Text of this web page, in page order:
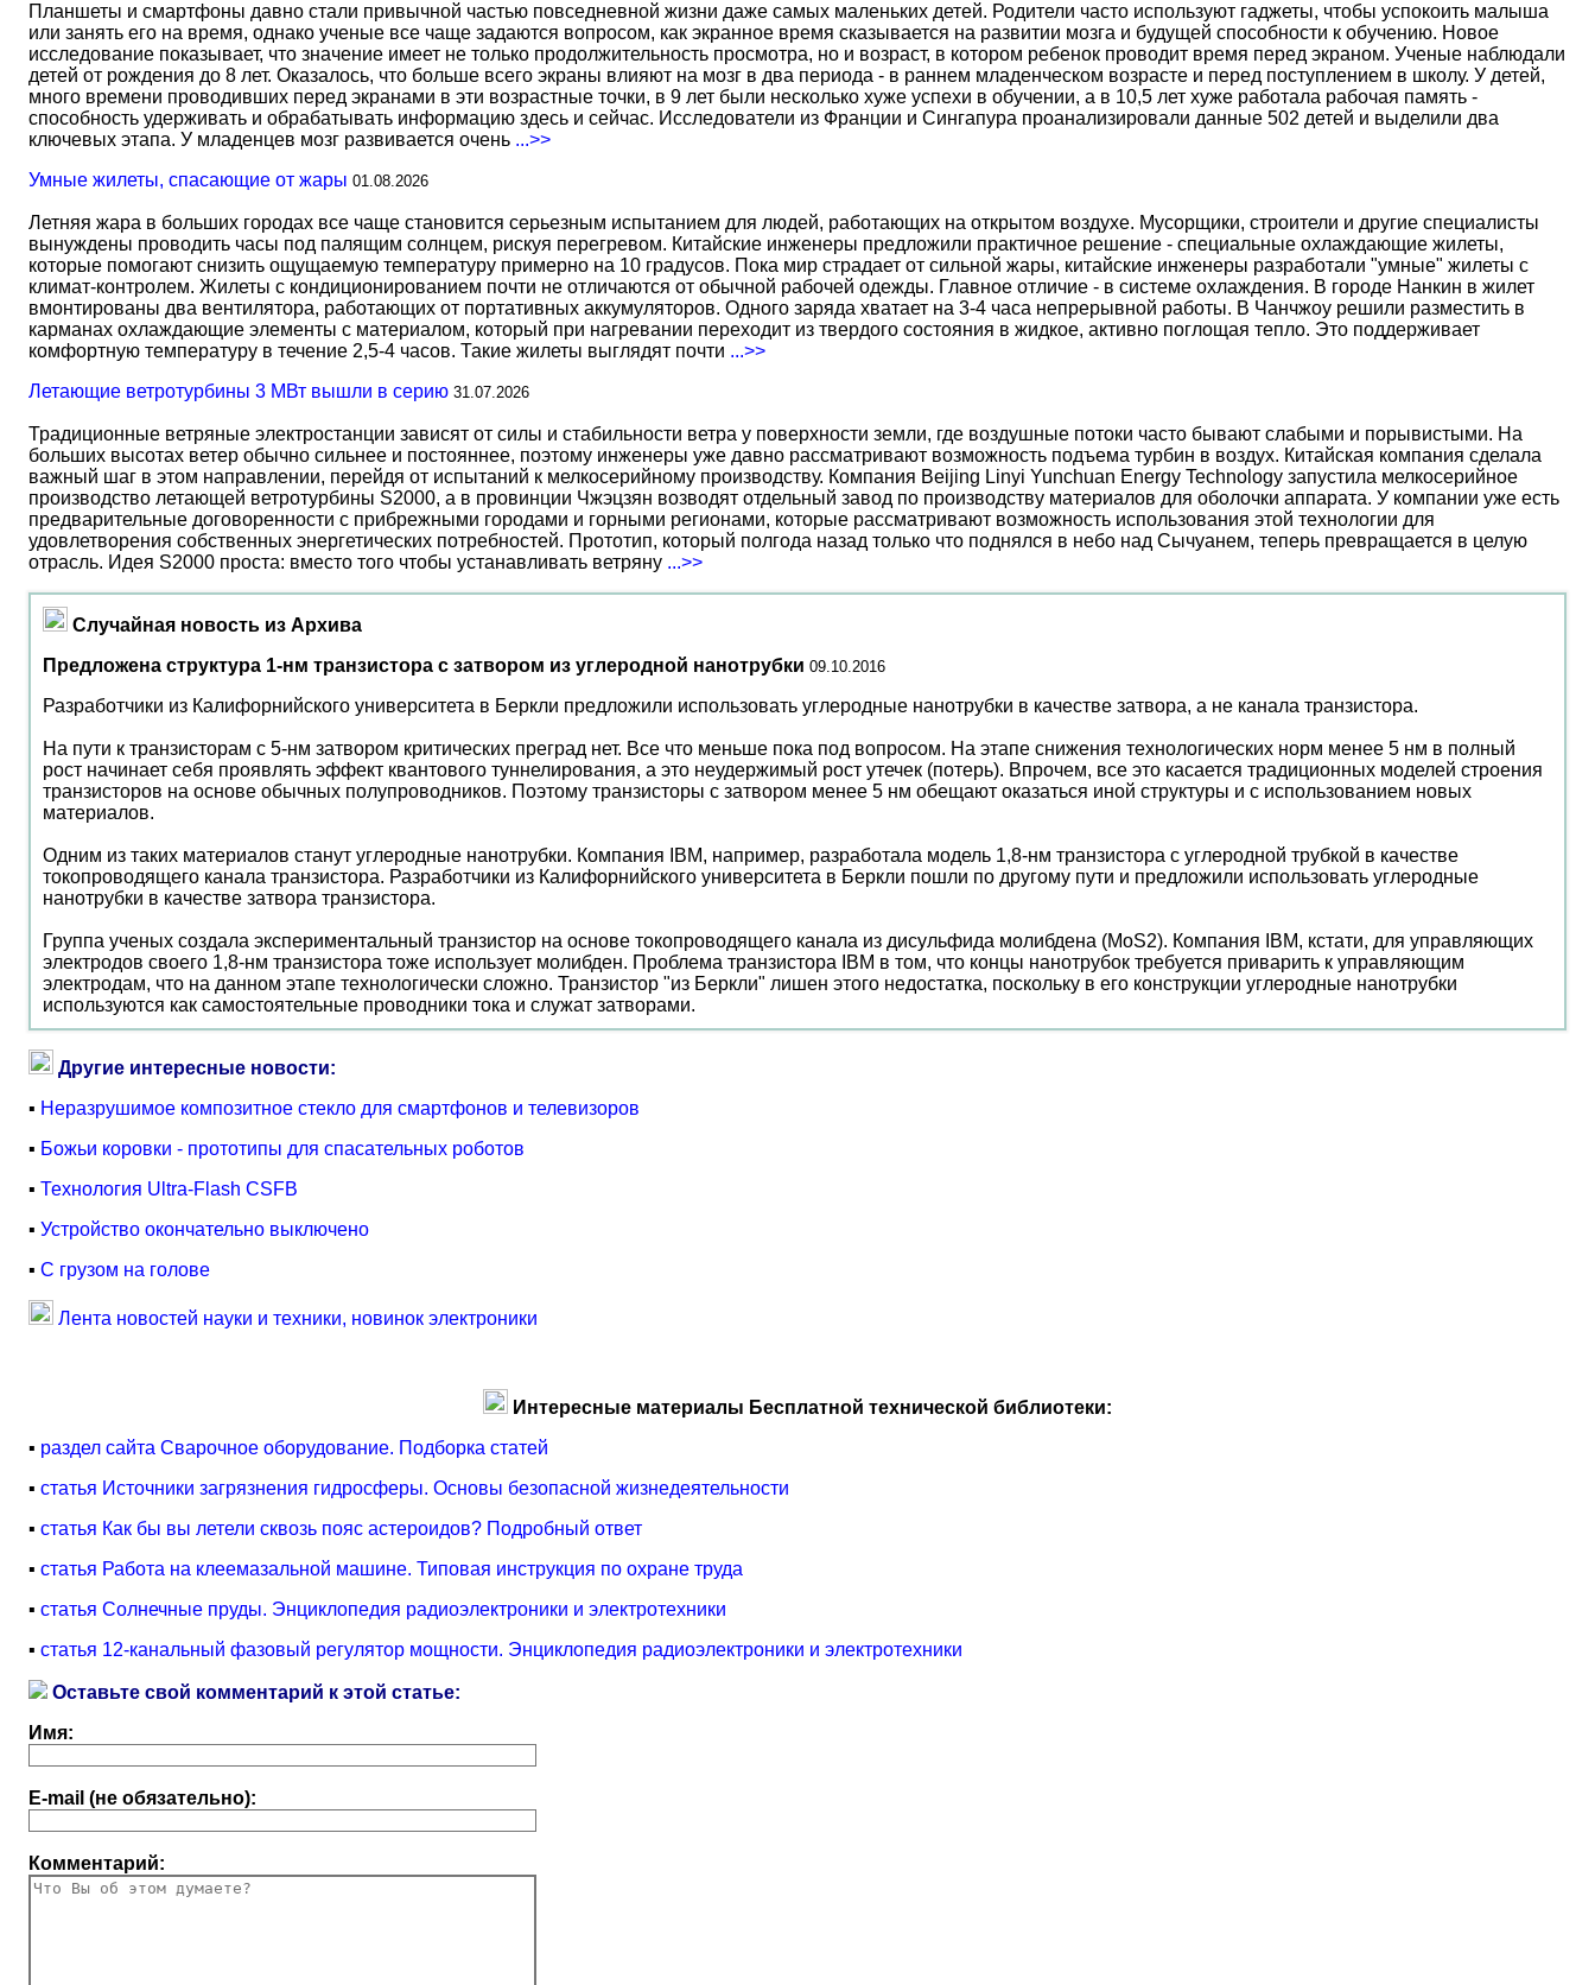
Планшеты и смартфоны давно стали привычной частью повседневной жизни даже самых маленьких детей. Родители часто используют гаджеты, чтобы успокоить малыша
или занять его на время, однако ученые все чаще задаются вопросом, как экранное время сказывается на развитии мозга и будущей способности к обучению. Новое
исследование показывает, что значение имеет не только продолжительность просмотра, но и возраст, в котором ребенок проводит время перед экраном. Ученые наблюдали
детей от рождения до 8 лет. Оказалось, что больше всего экраны влияют на мозг в два периода - в раннем младенческом возрасте и перед поступлением в школу. У детей,
много времени проводивших перед экранами в эти возрастные точки, в 9 лет были несколько хуже успехи в обучении, а в 10,5 лет хуже работала рабочая память -
способность удерживать и обрабатывать информацию здесь и сейчас. Исследователи из Франции и Сингапура проанализировали данные 502 детей и выделили два
ключевых этапа. У младенцев мозг развивается очень ...>>
Умные жилеты, спасающие от жары 01.08.2026
Летняя жара в больших городах все чаще становится серьезным испытанием для людей, работающих на открытом воздухе. Мусорщики, строители и другие специалисты
вынуждены проводить часы под палящим солнцем, рискуя перегревом. Китайские инженеры предложили практичное решение - специальные охлаждающие жилеты,
которые помогают снизить ощущаемую температуру примерно на 10 градусов. Пока мир страдает от сильной жары, китайские инженеры разработали "умные" жилеты с
климат-контролем. Жилеты с кондиционированием почти не отличаются от обычной рабочей одежды. Главное отличие - в системе охлаждения. В городе Нанкин в жилет
вмонтированы два вентилятора, работающих от портативных аккумуляторов. Одного заряда хватает на 3-4 часа непрерывной работы. В Чанчжоу решили разместить в
карманах охлаждающие элементы с материалом, который при нагревании переходит из твердого состояния в жидкое, активно поглощая тепло. Это поддерживает
комфортную температуру в течение 2,5-4 часов. Такие жилеты выглядят почти ...>>
Летающие ветротурбины 3 МВт вышли в серию 31.07.2026
Традиционные ветряные электростанции зависят от силы и стабильности ветра у поверхности земли, где воздушные потоки часто бывают слабыми и порывистыми. На
больших высотах ветер обычно сильнее и постояннее, поэтому инженеры уже давно рассматривают возможность подъема турбин в воздух. Китайская компания сделала
важный шаг в этом направлении, перейдя от испытаний к мелкосерийному производству. Компания Beijing Linyi Yunchuan Energy Technology запустила мелкосерийное
производство летающей ветротурбины S2000, а в провинции Чжэцзян возводят отдельный завод по производству материалов для оболочки аппарата. У компании уже есть
предварительные договоренности с прибрежными городами и горными регионами, которые рассматривают возможность использования этой технологии для
удовлетворения собственных энергетических потребностей. Прототип, который полгода назад только что поднялся в небо над Сычуанем, теперь превращается в целую
отрасль. Идея S2000 проста: вместо того чтобы устанавливать ветряну ...>>
Случайная новость из Архива
Предложена структура 1-нм транзистора с затвором из углеродной нанотрубки 09.10.2016
Разработчики из Калифорнийского университета в Беркли предложили использовать углеродные нанотрубки в качестве затвора, а не канала транзистора.
На пути к транзисторам с 5-нм затвором критических преград нет. Все что меньше пока под вопросом. На этапе снижения технологических норм менее 5 нм в полный
рост начинает себя проявлять эффект квантового туннелирования, а это неудержимый рост утечек (потерь). Впрочем, все это касается традиционных моделей строения
транзисторов на основе обычных полупроводников. Поэтому транзисторы с затвором менее 5 нм обещают оказаться иной структуры и с использованием новых
материалов.
Одним из таких материалов станут углеродные нанотрубки. Компания IBM, например, разработала модель 1,8-нм транзистора с углеродной трубкой в качестве
токопроводящего канала транзистора. Разработчики из Калифорнийского университета в Беркли пошли по другому пути и предложили использовать углеродные
нанотрубки в качестве затвора транзистора.
Группа ученых создала экспериментальный транзистор на основе токопроводящего канала из дисульфида молибдена (MoS2). Компания IBM, кстати, для управляющих
электродов своего 1,8-нм транзистора тоже использует молибден. Проблема транзистора IBM в том, что концы нанотрубок требуется приварить к управляющим
электродам, что на данном этапе технологически сложно. Транзистор "из Беркли" лишен этого недостатка, поскольку в его конструкции углеродные нанотрубки
используются как самостоятельные проводники тока и служат затворами.
Другие интересные новости:
▪ Неразрушимое композитное стекло для смартфонов и телевизоров
▪ Божьи коровки - прототипы для спасательных роботов
▪ Технология Ultra-Flash CSFB
▪ Устройство окончательно выключено
▪ С грузом на голове
Лента новостей науки и техники, новинок электроники
Интересные материалы Бесплатной технической библиотеки:
▪ раздел сайта Сварочное оборудование. Подборка статей
▪ статья Источники загрязнения гидросферы. Основы безопасной жизнедеятельности
▪ статья Как бы вы летели сквозь пояс астероидов? Подробный ответ
▪ статья Работа на клеемазальной машине. Типовая инструкция по охране труда
▪ статья Солнечные пруды. Энциклопедия радиоэлектроники и электротехники
▪ статья 12-канальный фазовый регулятор мощности. Энциклопедия радиоэлектроники и электротехники
Оставьте свой комментарий к этой статье:
Имя:
E-mail (не обязательно):
Комментарий: